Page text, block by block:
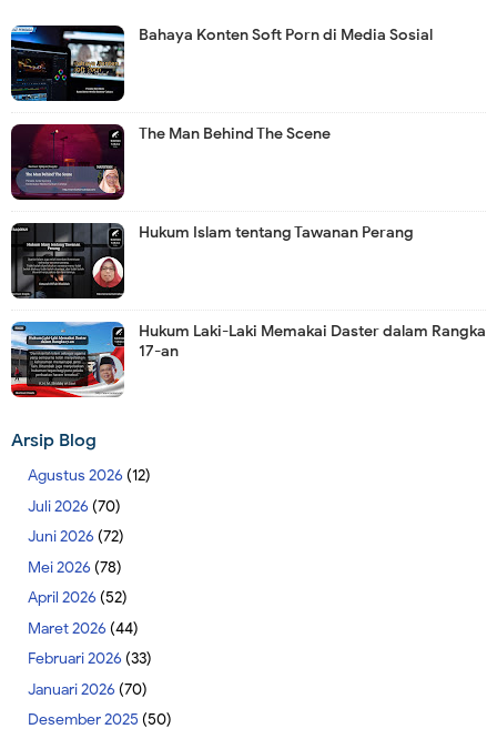
Bahaya Konten Soft Porn di Media Sosial
The Man Behind The Scene
Hukum Islam tentang Tawanan Perang
Hukum Laki-Laki Memakai Daster dalam Rangka
17-an
Arsip Blog
Agustus 2026 (12)
Juli 2026 (70)
Juni 2026 (72)
Mei 2026 (78)
April 2026 (52)
Maret 2026 (44)
Februari 2026 (33)
Januari 2026 (70)
Desember 2025 (50)